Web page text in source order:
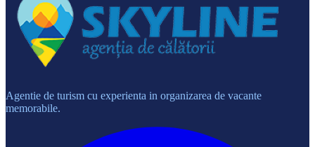
Agentie de turism cu experienta in organizarea de vacante
memorabile.